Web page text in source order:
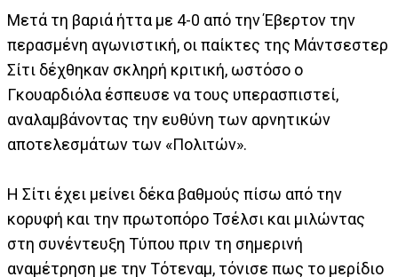
Μετά τη βαριά ήττα με 4-0 από την Έβερτον την
περασμένη αγωνιστική, οι παίκτες της Μάντσεστερ
Σίτι δέχθηκαν σκληρή κριτική, ωστόσο ο
Γκουαρδιόλα έσπευσε να τους υπερασπιστεί,
αναλαμβάνοντας την ευθύνη των αρνητικών
αποτελεσμάτων των «Πολιτών».
Η Σίτι έχει μείνει δέκα βαθμούς πίσω από την
κορυφή και την πρωτοπόρο Τσέλσι και μιλώντας
στη συνέντευξη Τύπου πριν τη σημερινή
αναμέτρηση με την Τότεναμ, τόνισε πως το μερίδιο